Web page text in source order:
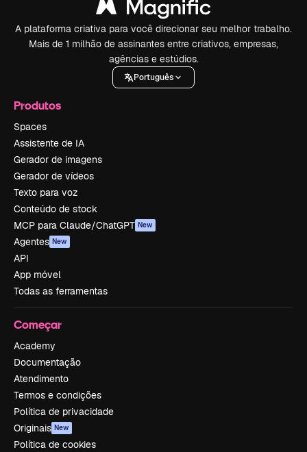
A plataforma criativa para você direcionar seu melhor trabalho.
Mais de 1 milhão de assinantes entre criativos, empresas,
agências e estúdios.
Português
Produtos
Spaces
Assistente de IA
Gerador de imagens
Gerador de vídeos
Texto para voz
Conteúdo de stock
MCP para Claude/ChatGPT New
Agentes New
API
App móvel
Todas as ferramentas
Começar
Academy
Documentação
Atendimento
Termos e condições
Política de privacidade
Originais New
Política de cookies